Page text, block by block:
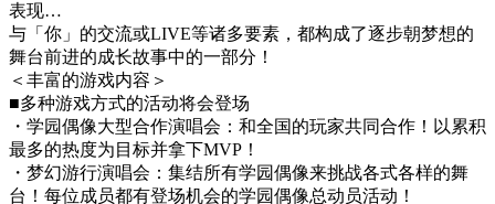
表现…
与「你」的交流或LIVE等诸多要素，都构成了逐步朝梦想的
舞台前进的成长故事中的一部分！
＜丰富的游戏内容＞
■多种游戏方式的活动将会登场
・学园偶像大型合作演唱会：和全国的玩家共同合作！以累积
最多的热度为目标并拿下MVP！
・梦幻游行演唱会：集结所有学园偶像来挑战各式各样的舞
台！每位成员都有登场机会的学园偶像总动员活动！